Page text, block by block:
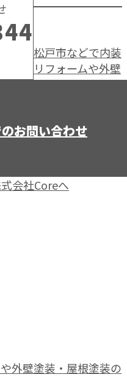
お問い合わせ
松戸市などで内装
リフォームや外壁
会社Coreへ
外壁塗装・屋根塗装の